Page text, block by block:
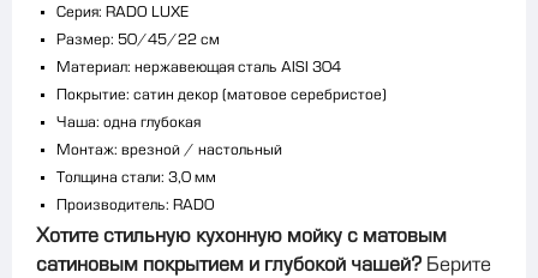
Серия: RADO LUXE
Размер: 50/45/22 см
Материал: нержавеющая сталь AISI 304
Покрытие: сатин декор (матовое серебристое)
Чаша: одна глубокая
Монтаж: врезной / настольный
Толщина стали: 3,0 мм
Производитель: RADO
Хотите стильную кухонную мойку с матовым
сатиновым покрытием и глубокой чашей? Берите